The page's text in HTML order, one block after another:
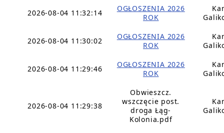
2026-08-04 11:32:14
OGŁOSZENIA 2026
ROK
2026-08-04 11:30:02
OGŁOSZENIA 2026
ROK
2026-08-04 11:29:46
OGŁOSZENIA 2026
ROK
2026-08-04 11:29:38
Obwieszcz.
wszczęcie post.
droga Łąg-
Kolonia.pdf